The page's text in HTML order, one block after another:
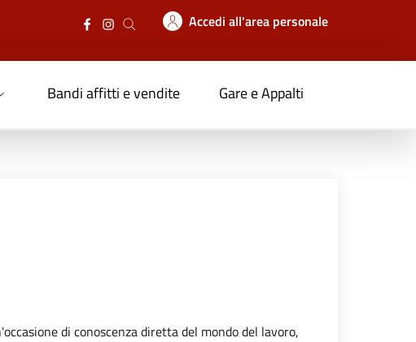
Accedi all'area personale
Bandi affitti e vendite Gare e Appalti
di conoscenza diretta del mondo del lavoro,